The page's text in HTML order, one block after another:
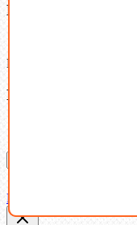
Ваша корзина
В корзине нет товаров.
Поиск
Don't show this popup